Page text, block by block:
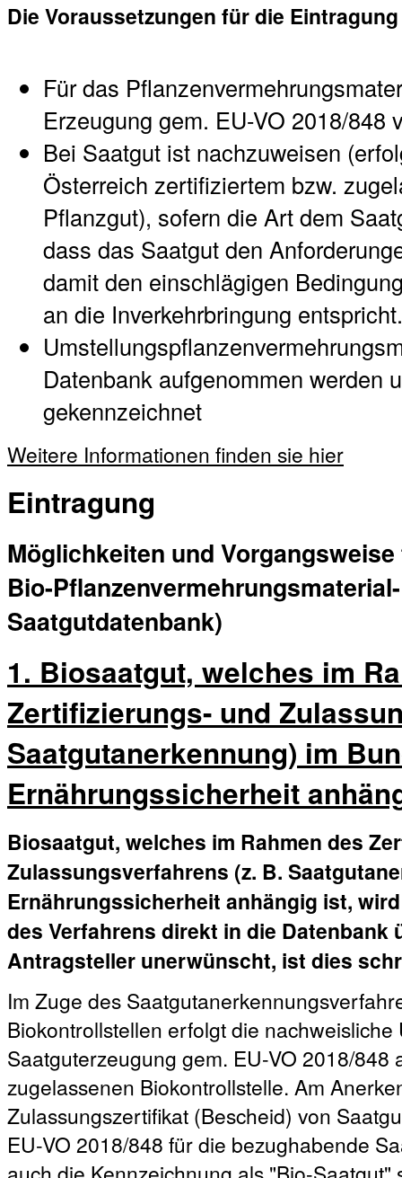
Die Voraussetzungen für die
Für das
Erzeugung gem. EU-VO 2018/848
Bei Saatgut ist nachzuweisen
Österreich zertifiziertem bzw.
Pflanzgut), sofern die Art dem
dass das Saatgut den
damit den einschlägigen
an die Inverkehrbringung entspricht.
Datenbank aufgenommen werden
gekennzeichnet
Weitere Informationen finden sie hier
Eintragung
Möglichkeiten und
Bio-
Saatgutdatenbank)
1. Biosaatgut, welches im
Zertifizierungs- und
Saatgutanerkennung) im
Ernährungssicherheit
Biosaatgut, welches im Rahmen des
Zulassungsverfahrens (z. B.
Ernährungssicherheit anhängig ist,
des Verfahrens direkt in die Datenbank
Antragsteller unerwünscht, ist dies
Im Zuge des
Biokontrollstellen erfolgt die
Saatguterzeugung gem. EU-VO 2018/
zugelassenen Biokontrollstelle. Am
Zulassungszertifikat (Bescheid) von
EU-VO 2018/848 für die bezughabende
auch die Kennzeichnung als "Bio-